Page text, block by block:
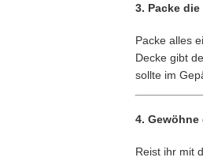
3. Packe
Packe alles
Decke gibt
sollte im
4. Gewöhne
Reist ihr mit